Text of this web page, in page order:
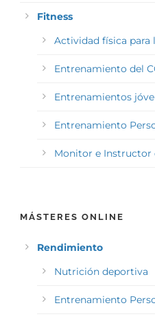
Fitness
Actividad física para
Entrenamiento del
Entrenamientos
Entrenamiento
Monitor e Instructor
MÁSTERES ONLINE
Rendimiento
Nutrición deportiva
Entrenamiento